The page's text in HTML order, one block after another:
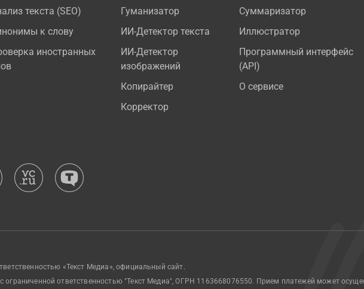
текста (SEO)
к слову
иностранных
Гуманизатор
ИИ-Детектор текста
ИИ-Детектор
изображений
Копирайтер
Корректор
Суммаризатор
Иллюстратор
Программный интерфейс
(API)
О сервисе
«Текст Медиа», официальный сайт.
ограниченной ответственностью "Текст Медиа", ОГРН 1163668076550. Прием платежей может